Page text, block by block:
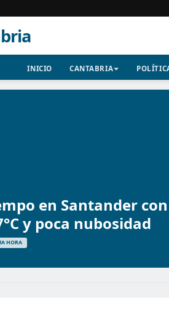
INICIO CANTABRIA
en Santander
y poca nubosidad
HORA